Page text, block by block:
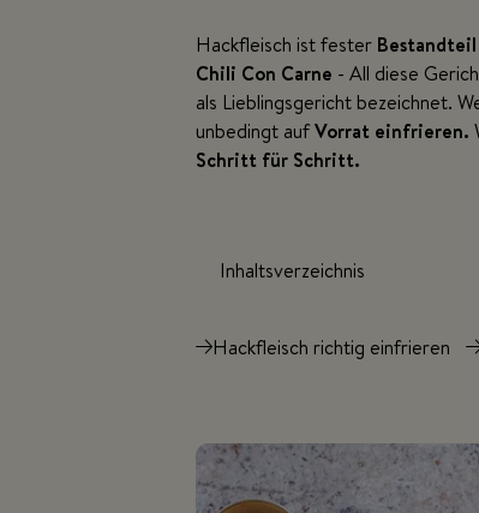
Hackfleisch ist fester
Chili Con Carne - All diese
als Lieblingsgericht bezeichnet.
unbedingt aufVorrat einfrieren.
Schritt für Schritt.
Inhaltsverzeichnis
Hackfleisch richtig einfrieren